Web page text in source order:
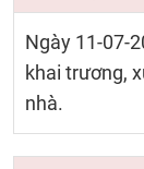
Ngày 11-07-
khai trương,
nhà.